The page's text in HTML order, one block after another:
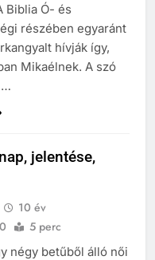
Biblia Ó- és
részében egyaránt
hívják így,
Mikaélnek. A szó
jelentése,
10 év
0 5 perc
négy betűből álló női